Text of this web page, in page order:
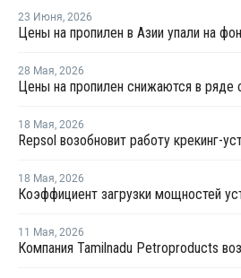
23 Июня, 2026
28 Мая, 2026
Цены на пропилен снижаются в ряде
18 Мая, 2026
18 Мая, 2026
11 Мая, 2026